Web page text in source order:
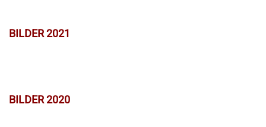
BILDER 2021
BILDER 2020